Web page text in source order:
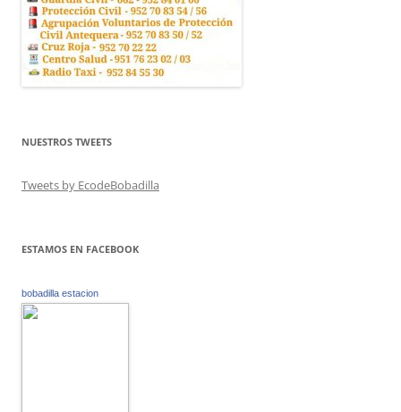
NUESTROS TWEETS
Tweets by EcodeBobadilla
ESTAMOS EN FACEBOOK
bobadilla estacion